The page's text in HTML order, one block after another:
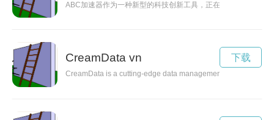
ABC加速器作为一种新型的科技创新工具，正在改变着企业和
CreamData vn
CreamData is a cutting-edge data management solution that
下载